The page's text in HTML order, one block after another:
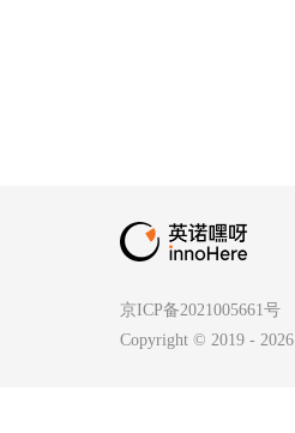
京ICP备2021005661号
Copyright © 2019 - 2026